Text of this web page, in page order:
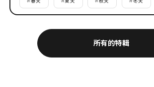
所有的特輯